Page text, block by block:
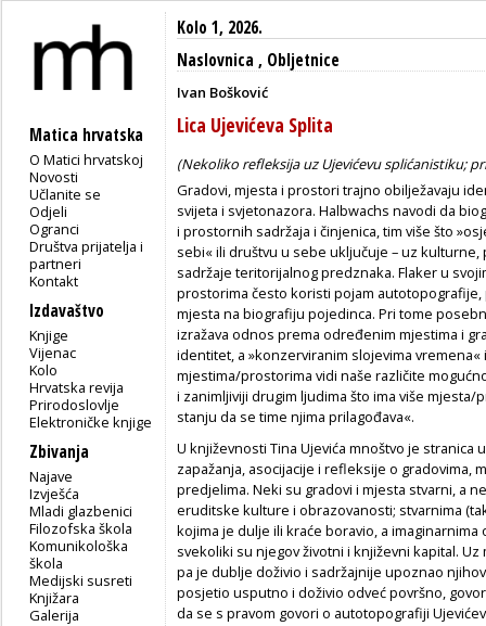
Matica hrvatska
O Matici hrvatskoj
Novosti
Učlanite se
Odjeli
Ogranci
Društva prijatelja i
partneri
Kontakt
Izdavaštvo
Knjige
Vijenac
Kolo
Hrvatska revija
Prirodoslovlje
Elektroničke knjige
Zbivanja
Najave
Izvješća
Mladi glazbenici
Filozofska škola
Komunikološka
škola
Medijski susreti
Knjižara
Galerija
Kolo 1, 2026.
Naslovnica , Obljetnice
Ivan Bošković
Lica Ujevićeva Splita
(Nekoliko refleksija uz Ujevićevu splićanistiku;
Gradovi, mjesta i prostori trajno obilježavaju
svijeta i svjetonazora. Halbwachs navodi da
i prostornih sadržaja i činjenica, tim više što
sebi« ili društvu u sebe uključuje – uz
sadržaje teritorijalnog predznaka. Flaker u
prostorima često koristi pojam
mjesta na biografiju pojedinca. Pri tome
izražava odnos prema određenim mjestima i
identitet, a »konzerviranim slojevima vremena«
mjestima/prostorima vidi naše različite
i zanimljiviji drugim ljudima što ima više
stanju da se time njima prilagođava«.
U književnosti Tina Ujevića mnoštvo je stranica
zapažanja, asocijacije i refleksije o gradovima,
predjelima. Neki su gradovi i mjesta stvarni, a
eruditske kulture i obrazovanosti; stvarnima
kojima je dulje ili kraće boravio, a
svekoliki su njegov životni i književni kapital.
pa je dublje doživio i sadržajnije upoznao
posjetio usputno i doživio odveć površno,
da se s pravom govori o autotopografiji